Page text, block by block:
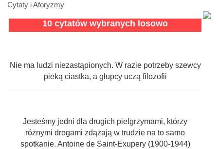
Cytaty i Aforyzmy
10 cytatów wybranych losowo
Nie ma ludzi niezastąpionych. W razie potrzeby szewcy
pieką ciastka, a głupcy uczą filozofii
Jesteśmy jedni dla drugich pielgrzymami, którzy
różnymi drogami zdążają w trudzie na to samo
spotkanie. Antoine de Saint-Exupery (1900-1944)